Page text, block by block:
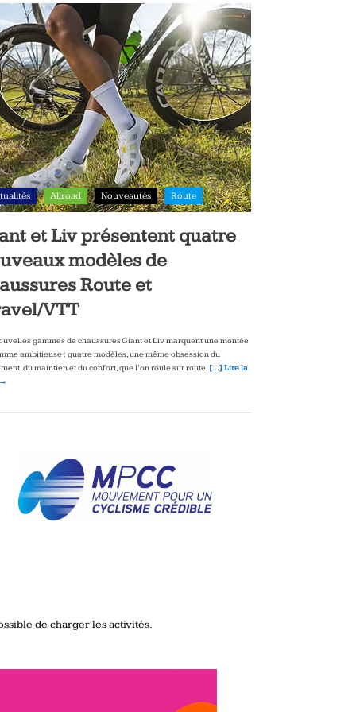
Allroad Nouveautés Route
et Liv présentent quatre
modèles de
Route et
VTT
gammes de chaussures Giant et Liv marquent une montée
ambitieuse : quatre modèles, une même obsession du
du maintien et du confort, que l’on roule sur route, […] Lire la
de charger les activités.